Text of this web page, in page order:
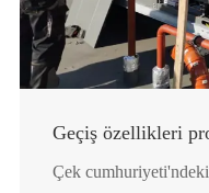
Geçiş özellikleri
Çek